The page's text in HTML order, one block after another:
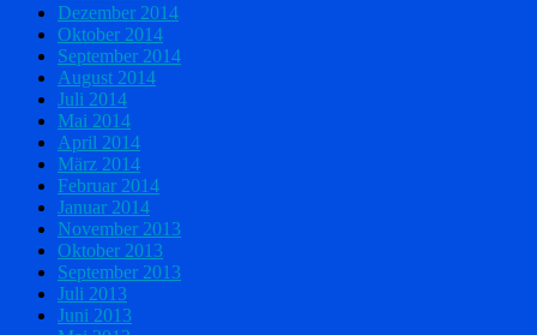
Dezember 2014
Oktober 2014
September 2014
August 2014
Juli 2014
Mai 2014
April 2014
März 2014
Februar 2014
Januar 2014
November 2013
Oktober 2013
September 2013
Juli 2013
Juni 2013